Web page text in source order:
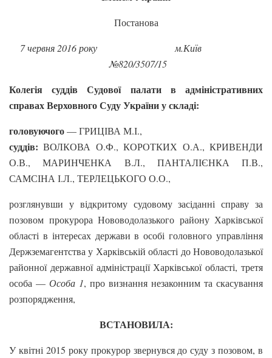
Постанова
7 червня 2016 року м.Київ
№820/3507/15
Колегія суддів Судової палати в адміністративних
справах Верховного Суду України у складі:
головуючого— ГРИЦІВА М.І.,
суддів:ВОЛКОВА О.Ф., КОРОТКИХ О.А., КРИВЕНДИ
О.В., МАРИНЧЕНКА В.Л., ПАНТАЛІЄНКА П.В.,
САМСІНА І.Л., ТЕРЛЕЦЬКОГО О.О.,
розглянувши у відкритому судовому засіданні справу за
позовом прокурора Нововодолазького району Харківської
області в інтересах держави в особі головного управління
Держземагентства у Харківській області до Нововодолазької
районної державної адміністрації Харківської області, третя
особа — Особа 1, про визнання незаконним та скасування
розпорядження,
ВСТАНОВИЛА:
У квітні 2015 року прокурор звернувся до суду з позовом, в